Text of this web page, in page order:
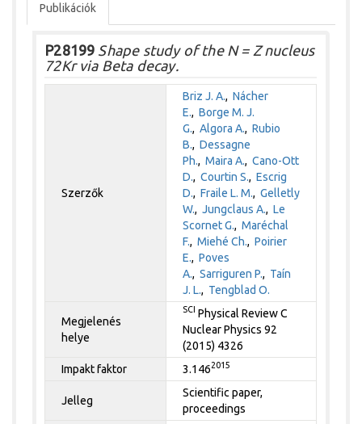
Publikációk
P28199 Shape study of the N = Z nucleus
72Kr via Beta decay.
Szerzők
Briz J. A.,Nácher
E.,Borge M. J.
G.,Algora A.,Rubio
B.,Dessagne
Ph.,Maira A.,Cano-Ott
D.,Courtin S.,Escrig
D.,Fraile L. M.,Gelletly
W.,Jungclaus A.,Le
Scornet G.,Maréchal
F.,Miehé Ch.,Poirier
E.,Poves
A.,Sarriguren P., Taín
J. L., Tengblad O.
Megjelenés
helye
SCI Physical Review C
Nuclear Physics 92
(2015) 4326
Impakt faktor
3.1462015
Jelleg
Scientific paper,
proceedings